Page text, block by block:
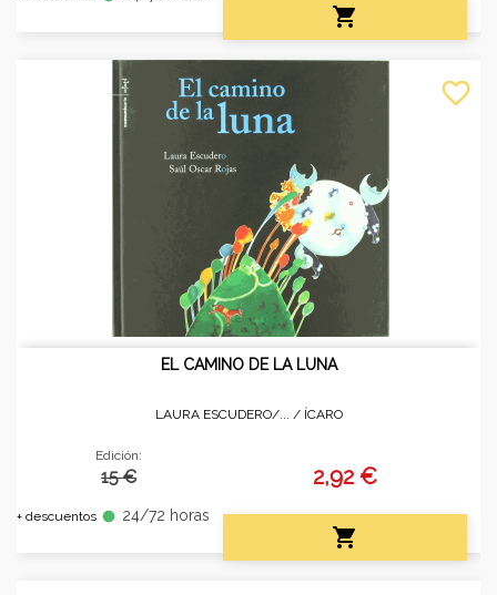

EL CAMINO DE LA LUNA
LAURA ESCUDERO/... / ÍCARO
Edición:
15 €
+ descuentos fiber_manual_record 24/72 horas
2,92 €

favorite_border